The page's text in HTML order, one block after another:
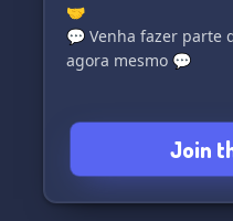
🤝
💬 Venha fazer parte
agora mesmo 💬
Join